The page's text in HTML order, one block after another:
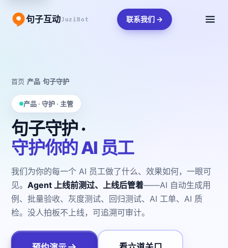
句子互动JuziBot 联系我们 →
首页 产品 /句子守护
产品 · 守护 · 主管
句子守护 ·
守护你的 AI 员工
我们为你的每一个 AI 员工做了什么、效果如何，一眼可
见。Agent 上线前测过、上线后管着——AI 自动生成用
例、批量验收、灰度测试、回归测试、AI 工单、AI 质
检。没人拍板不上线，可追溯可审计。